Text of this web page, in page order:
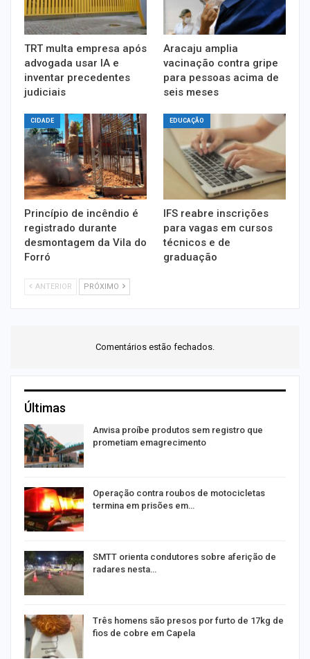
TRT multa empresa após
advogada usar IA e
inventar precedentes
judiciais
Aracaju amplia
vacinação contra gripe
para pessoas acima de
seis meses
CIDADE
Princípio de incêndio é
registrado durante
desmontagem da Vila do
Forró
EDUCAÇÃO
IFS reabre inscrições
para vagas em cursos
técnicos e de
graduação
ANTERIOR PRÓXIMO
Comentários estão fechados.
Últimas
Anvisa proíbe produtos sem registro que
prometiam emagrecimento
Operação contra roubos de motocicletas
termina em prisões em…
SMTT orienta condutores sobre aferição de
radares nesta…
Três homens são presos por furto de 17kg de
fios de cobre em Capela